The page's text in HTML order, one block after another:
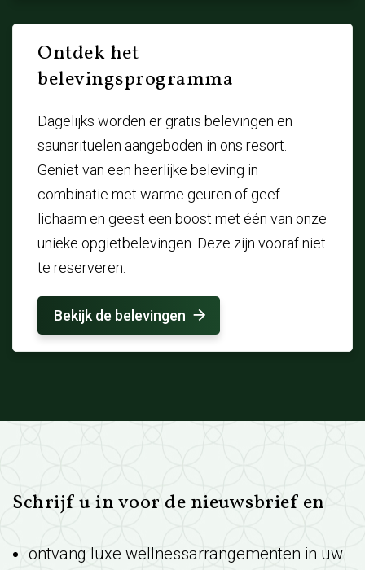
Ontdek het
belevingsprogramma
Dagelijks worden er gratis belevingen en
saunarituelen aangeboden in ons resort.
Geniet van een heerlijke beleving in
combinatie met warme geuren of geef
lichaam en geest een boost met één van onze
unieke opgietbelevingen. Deze zijn vooraf niet
te reserveren.
Bekijk de belevingen
Schrijf u in voor de nieuwsbrief en
ontvang luxe wellnessarrangementen in uw